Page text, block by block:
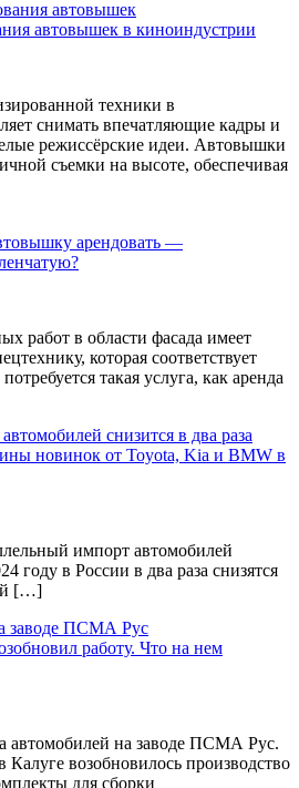
автовышек в киноиндустрии
техники в
снимать впечатляющие кадры и
режиссёрские идеи. Автовышки
съемки на высоте, обеспечивая
арендовать —
работ в области фасада имеет
которая соответствует
такая услуга, как аренда
новинок от Toyota, Kia и BMW в
импорт автомобилей
году в России в два раза снизятся
[…]
работу. Что на нем
автомобилей на заводе ПСМА Рус.
возобновилось производство
для сборки